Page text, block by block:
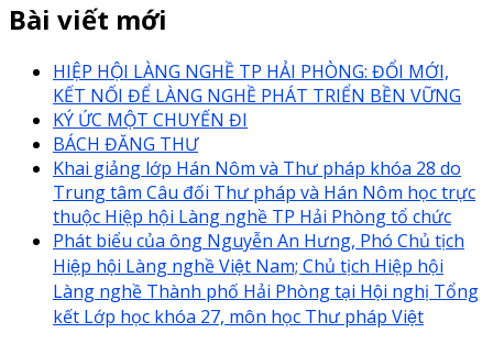
Bài viết mới
HIỆP HỘI LÀNG NGHỀ TP HẢI PHÒNG: ĐỔI MỚI,
KẾT NỐI ĐỂ LÀNG NGHỀ PHÁT TRIỂN BỀN VỮNG
KÝ ỨC MỘT CHUYẾN ĐI
BÁCH ĐĂNG THƯ
Khai giảng lớp Hán Nôm và Thư pháp khóa 28 do
Trung tâm Câu đối Thư pháp và Hán Nôm học trực
thuộc Hiệp hội Làng nghề TP Hải Phòng tổ chức
Phát biểu của ông Nguyễn An Hưng, Phó Chủ tịch
Hiệp hội Làng nghề Việt Nam; Chủ tịch Hiệp hội
Làng nghề Thành phố Hải Phòng tại Hội nghị Tổng
kết Lớp học khóa 27, môn học Thư pháp Việt